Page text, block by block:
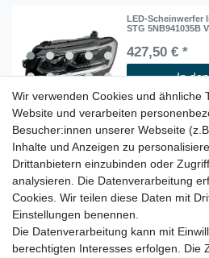
LED-Scheinwerfer
STG 5NB941035B
427,50 € *
In
*inkl. ges. MwSt.
Nebelscheinwerfer
VW Tiguan II AD
37,95 € *
In
Wir verwenden Cookies und ähnliche
Website und verarbeiten
Besucher:innen unserer Webseite
Inhalte und Anzeigen zu
Drittanbietern einzubinden oder
analysieren. Die Datenverarbeitung
Cookies. Wir teilen diese Daten mit
Einstellungen benennen.
Die Datenverarbeitung kann mit
berechtigten Interesses erfolgen. Die